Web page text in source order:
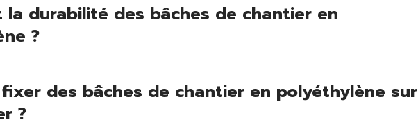
la durabilité des bâches de chantier en
?
des bâches de chantier en polyéthylène sur
?